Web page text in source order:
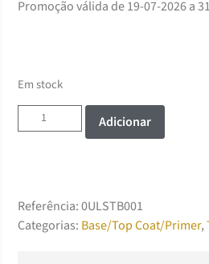
Promoção válida de 19-07-2026 a
Em stock
Adicionar
Referência:0ULSTB001
Categorias: Base/Top Coat/Primer,